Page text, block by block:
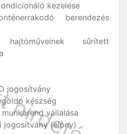
kezelése
berendezés
hajtóműveinek sűrített
jogosítvány
készség
vállalása
jogosítvány (előny)